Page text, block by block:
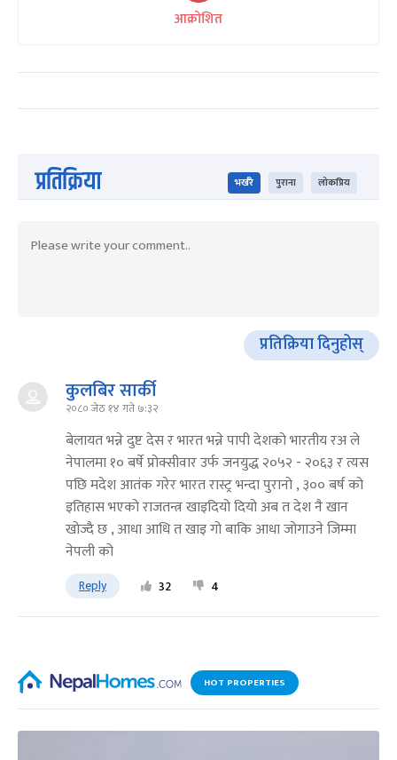
आक्रोशित
प्रतिक्रिया भर्खरै पुराना लोकप्रिय
प्रतिक्रिया दिनुहोस्
कुलबिर सार्की
२०८० जेठ १४ गते ७:३२
बेलायत भन्ने दुष्ट देस र भारत भन्ने पापी देशको भारतीय रअ ले
नेपालमा १० बर्षे प्रोक्सीवार उर्फ जनयुद्ध २०५२ - २०६३ र त्यस
पछि मदेश आतंक गरेर भारत रास्ट्र भन्दा पुरानो , ३०० बर्ष को
इतिहास भएको राजतन्त्र खाइदियो दियो अब त देश नै खान
खोज्दै छ , आधा आधि त खाइ गो बाकि आधा जोगाउने जिम्मा
नेपली को
Reply 32 4
HOT PROPERTIES